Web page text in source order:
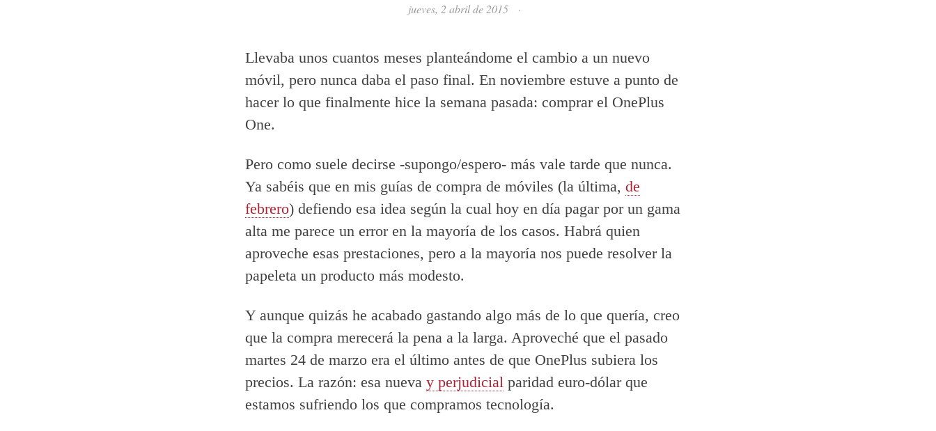
jueves, 2 abril de 2015 ·
Llevaba unos cuantos meses planteándome el cambio a un nuevo
móvil, pero nunca daba el paso final. En noviembre estuve a punto de
hacer lo que finalmente hice la semana pasada: comprar el OnePlus
One.
Pero como suele decirse -supongo/espero- más vale tarde que nunca.
Ya sabéis que en mis guías de compra de móviles (la última, de
febrero) defiendo esa idea según la cual hoy en día pagar por un gama
alta me parece un error en la mayoría de los casos. Habrá quien
aproveche esas prestaciones, pero a la mayoría nos puede resolver la
papeleta un producto más modesto.
Y aunque quizás he acabado gastando algo más de lo que quería, creo
que la compra merecerá la pena a la larga. Aproveché que el pasado
martes 24 de marzo era el último antes de que OnePlus subiera los
precios. La razón: esa nueva y perjudicial paridad euro-dólar que
estamos sufriendo los que compramos tecnología.